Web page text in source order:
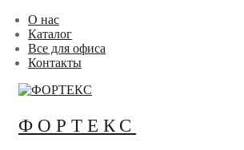
Перейти
содержимому
Меню
Закрыть
О нас
Каталог
Все для офиса
Контакты
ФОРТЕКС